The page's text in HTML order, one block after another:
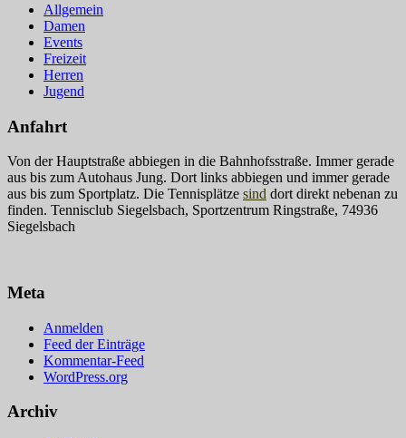
Allgemein
Damen
Events
Freizeit
Herren
Jugend
Anfahrt
Von der Hauptstraße abbiegen in die Bahnhofsstraße. Immer gerade
aus bis zum Autohaus Jung. Dort links abbiegen und immer gerade
aus bis zum Sportplatz. Die Tennisplätze sind dort direkt nebenan zu
finden. Tennisclub Siegelsbach, Sportzentrum Ringstraße, 74936
Siegelsbach
Meta
Anmelden
Feed der Einträge
Kommentar-Feed
WordPress.org
Archiv